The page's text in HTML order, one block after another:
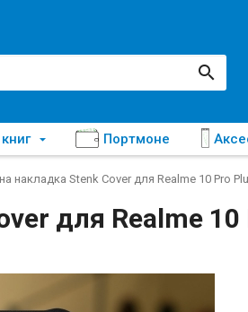
Портмоне
накладка Stenk Cover для Realme 10 Pro
для Realme